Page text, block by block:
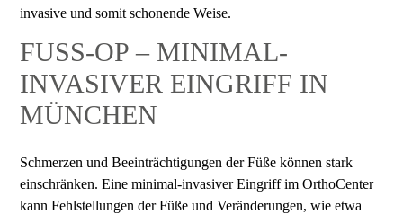
invasive und somit schonende Weise.
FUSS-OP – MINIMAL-I
NVASIVER EINGRIFF IN M
ÜNCHEN
Schmerzen und Beeinträchtigungen der Füße können stark
einschränken. Eine minimal-invasiver Eingriff im OrthoCenter
kann Fehlstellungen der Füße und Veränderungen, wie etwa